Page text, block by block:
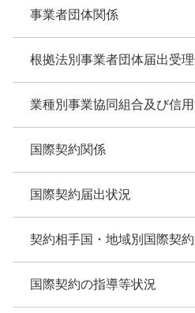
事業者団体関係
根拠法別事業者団体届出受
業種別事業協同組合及び信
国際契約関係
国際契約届出状況
契約相手国・地域別国際契
国際契約の指導等状況